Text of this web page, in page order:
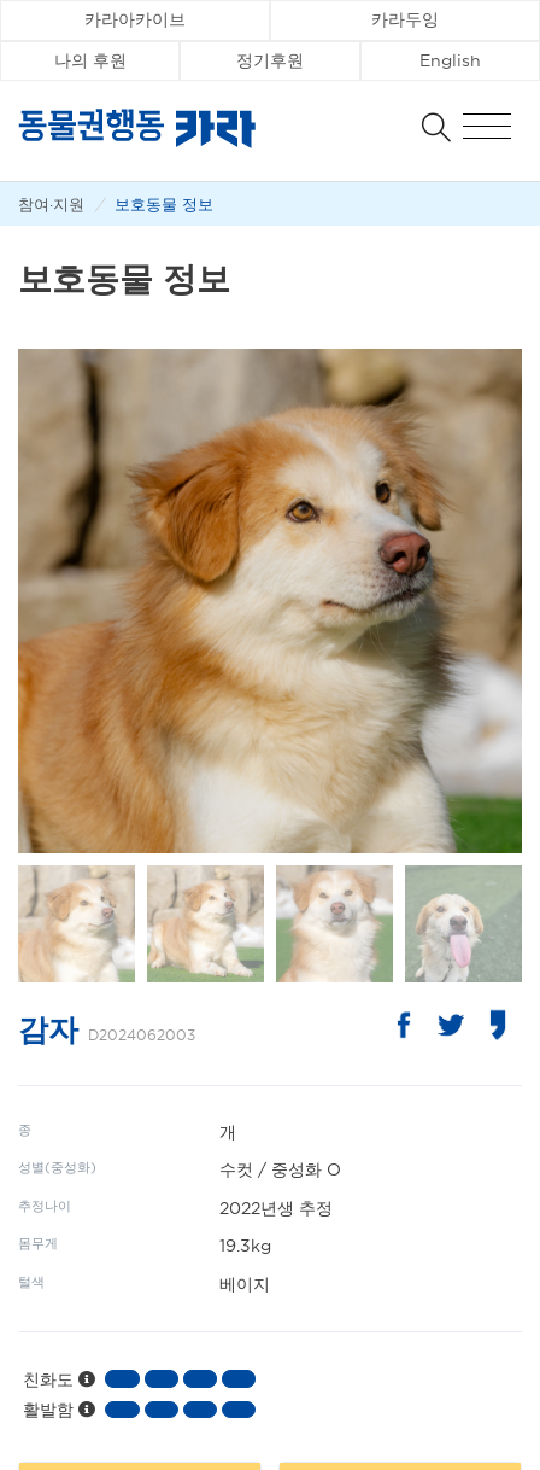
카라아카이브 카라두잉
나의 후원 정기후원 English
참여·지원 / 보호동물 정보
보호동물 정보
감자 D2024062003
종 개
성별(중성화) 수컷 / 중성화 O
추정나이 2022년생 추정
몸무게 19.3kg
털색 베이지
친화도
활발함